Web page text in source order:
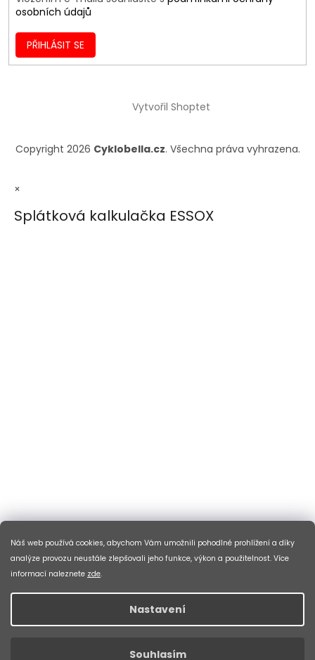
Náš web používá cookies, abychom Vám umožnili pohodlné prohlížení a díky
analýze provozu neustále zlepšovali jeho funkce, výkon a použitelnost. Více
informací naleznete zde.
Nastavení
Souhlasím
osobních údajů
PŘIHLÁSIT SE
Vytvořil Shoptet
Copyright 2026 Cyklobella.cz. Všechna práva vyhrazena.
×
Splátková kalkulačka ESSOX